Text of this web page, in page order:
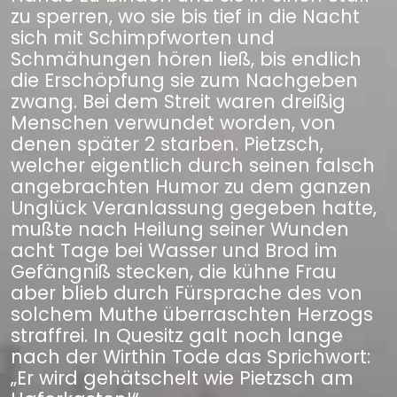
zu sperren, wo sie bis tief in die Nacht
sich mit Schimpfworten und
Schmähungen hören ließ, bis endlich
die Erschöpfung sie zum Nachgeben
zwang. Bei dem Streit waren dreißig
Menschen verwundet worden, von
denen später 2 starben. Pietzsch,
welcher eigentlich durch seinen falsch
angebrachten Humor zu dem ganzen
Unglück Veranlassung gegeben hatte,
mußte nach Heilung seiner Wunden
acht Tage bei Wasser und Brod im
Gefängniß stecken, die kühne Frau
aber blieb durch Fürsprache des von
solchem Muthe überraschten Herzogs
straffrei. In Quesitz galt noch lange
nach der Wirthin Tode das Sprichwort:
„Er wird gehätschelt wie Pietzsch am